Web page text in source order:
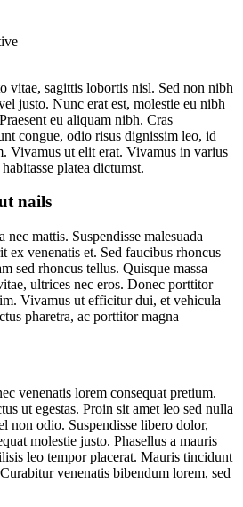
vitae, sagittis lobortis nisl. Sed non nibh
justo. Nunc erat est, molestie eu nibh
eu aliquam nibh. Cras
congue, odio risus dignissim leo, id
Vivamus ut elit erat. Vivamus in varius
platea dictumst.
nails
mattis. Suspendisse malesuada
ex venenatis et. Sed faucibus rhoncus
sed rhoncus tellus. Quisque massa
ultrices nec eros. Donec porttitor
Vivamus ut efficitur dui, et vehicula
pharetra, ac porttitor magna
venenatis lorem consequat pretium.
ut egestas. Proin sit amet leo sed nulla
non odio. Suspendisse libero dolor,
molestie justo. Phasellus a mauris
leo tempor placerat. Mauris tincidunt
venenatis bibendum lorem, sed